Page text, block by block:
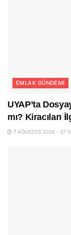
EMLAK GÜNDEMI
UYAP’ta
mı? Kiracıları
7 AĞUSTOS 2026 -